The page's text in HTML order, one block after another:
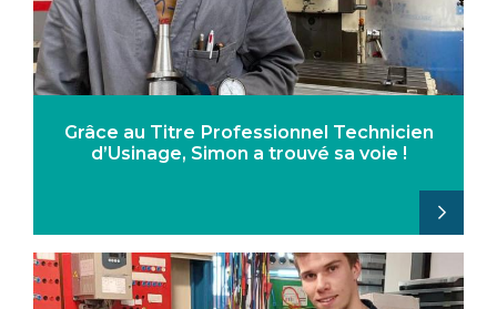
Grâce au Titre Professionnel Technicien
d’Usinage, Simon a trouvé sa voie !